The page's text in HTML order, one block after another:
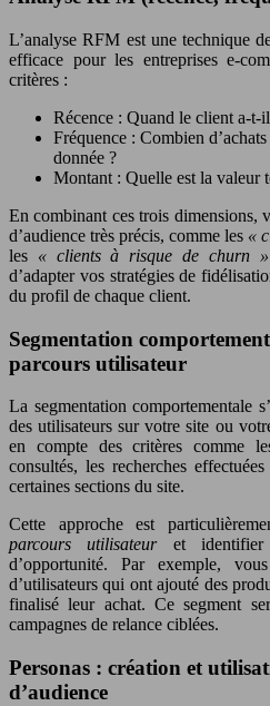
L’analyse RFM est une technique
efficace pour les entreprises e-
critères :
Récence : Quand le client a-t-
Fréquence : Combien
donnée ?
Montant : Quelle est la valeur
En combinant ces trois dimensions,
d’audience très précis, comme les «
les « clients à risque de churn »
d’adapter vos stratégies de
du profil de chaque client.
Segmentation
parcours utilisateur
La segmentation comportementale
des utilisateurs sur votre site ou
en compte des critères comme
consultés, les recherches
certaines sections du site.
Cette approche est
parcours utilisateur et
d’opportunité. Par exemple,
d’utilisateurs qui ont ajouté des
finalisé leur achat. Ce segment
campagnes de relance ciblées.
Personas : création et
d’audience